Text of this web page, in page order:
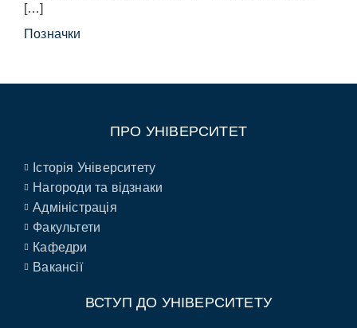
[…]
Позначки
ПРО УНІВЕРСИТЕТ
Історія Університету
Нагороди та відзнаки
Адміністрація
Факультети
Кафедри
Вакансії
ВСТУП ДО УНІВЕРСИТЕТУ